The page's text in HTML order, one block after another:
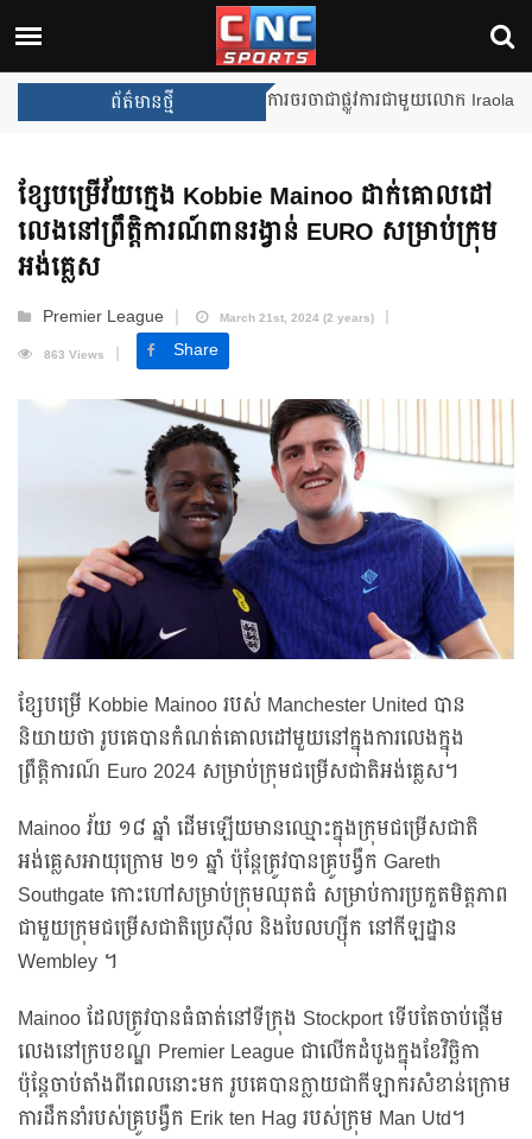
ព័ត៌មានថ្មី
Liverpool នឹងចាប់ផ្តើមការចរចាជាផ្លូវការជាមួយលោក Iraola
ខ្សែបម្រើវ័យក្មេង Kobbie Mainoo ដាក់គោលដៅ
លេងនៅព្រឹត្តិការណ៍ពានរង្វាន់ EURO សម្រាប់ក្រុម
អង់គ្លេស
Premier League
March 21st, 2024 (2 years)
863 Views
Share
ខ្សែបម្រើ Kobbie Mainoo របស់ Manchester United បាន
និយាយថា រូបគេបានកំណត់គោលដៅមួយនៅក្នុងការលេងក្នុង
ព្រឹត្តិការណ៍ Euro 2024 សម្រាប់ក្រុមជម្រើសជាតិអង់គ្លេស។
Mainoo វ័យ ១៨ ឆ្នាំ ដើមឡើយមានឈ្មោះក្នុងក្រុមជម្រើសជាតិ
អង់គ្លេសអាយុក្រោម ២១ ឆ្នាំ ប៉ុន្តែត្រូវបានគ្រូបង្វឹក Gareth
Southgate កោះហៅសម្រាប់ក្រុមឈុតធំ សម្រាប់ការប្រកួតមិត្តភាព
ជាមួយក្រុមជម្រើសជាតិប្រេស៊ីល និងបែលហ្ស៊ីក នៅកីឡដ្ឋាន
Wembley ។
Mainoo ដែលត្រូវបានធំធាត់នៅទីក្រុង Stockport ទើបតែចាប់ផ្តើម
លេងនៅក្របខណ្ឌ Premier League ជាលើកដំបូងក្នុងខែវិច្ឆិកា
ប៉ុន្តែចាប់តាំងពីពេលនោះមក រូបគេបានក្លាយជាកីឡាករសំខាន់ក្រោម
ការដឹកនាំរបស់គ្រូបង្វឹក Erik ten Hag របស់ក្រុម Man Utd។